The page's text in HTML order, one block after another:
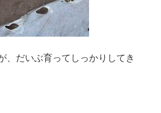
、だいぶ育ってしっかりしてき